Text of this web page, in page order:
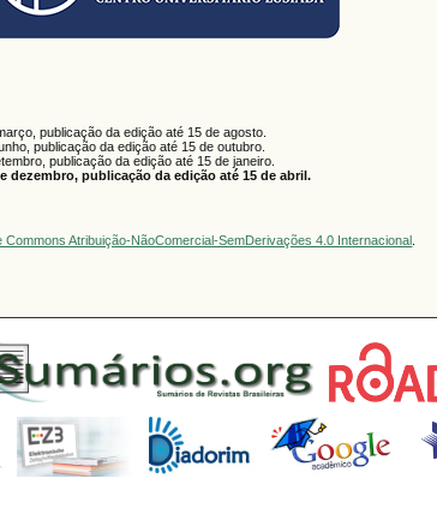
publicação da edição até 15 de agosto.
publicação da edição até 15 de outubro.
publicação da edição até 15 de janeiro.
dezembro, publicação da edição até 15 de abril.
Commons Atribuição-NãoComercial-SemDerivações 4.0 Internacional